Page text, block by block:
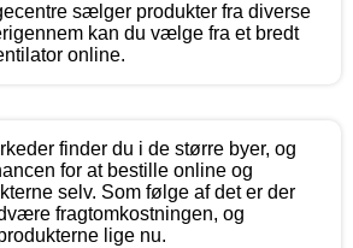
sælger produkter fra diverse
kan du vælge fra et bredt
online.
finder du i de større byer, og
for at bestille online og
selv. Som følge af det er der
fragtomkostningen, og
lige nu.